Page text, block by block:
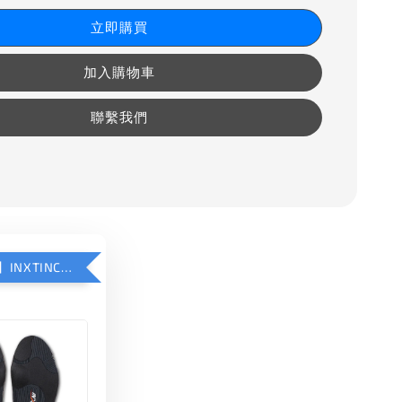
立即購買
加入購物車
聯繫我們
【加購優惠】INXTINCT 運動款鞋墊